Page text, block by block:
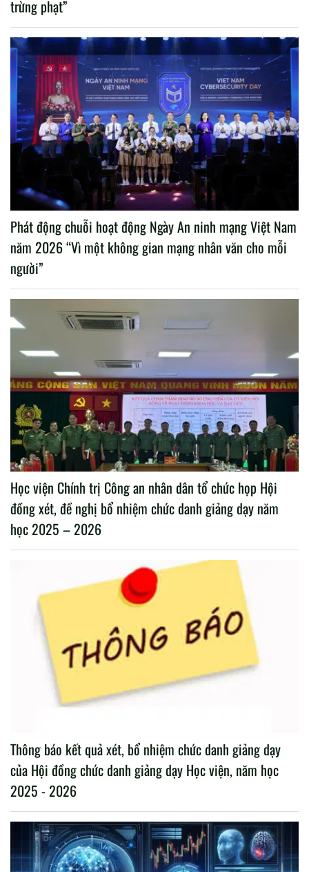
trừng phạt”
Phát động chuỗi hoạt động Ngày An ninh mạng Việt Nam
năm 2026 “Vì một không gian mạng nhân văn cho mỗi
người”
Học viện Chính trị Công an nhân dân tổ chức họp Hội
đồng xét, đề nghị bổ nhiệm chức danh giảng dạy năm
học 2025 – 2026
Thông báo kết quả xét, bổ nhiệm chức danh giảng dạy
của Hội đồng chức danh giảng dạy Học viện, năm học
2025 - 2026